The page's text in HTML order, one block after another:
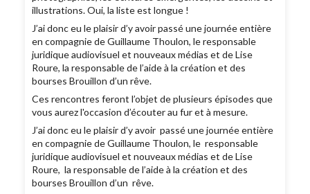
illustrations. Oui, la liste est longue !
J’ai donc eu le plaisir d’y avoir passé une journée entière
en compagnie de Guillaume Thoulon, le responsable
juridique audiovisuel et nouveaux médias et de Lise
Roure, la responsable de l’aide à la création et des
bourses Brouillon d’un rêve.
Ces rencontres feront l’objet de plusieurs épisodes que
vous aurez l'occasion d’écouter au fur et à mesure.
J’ai donc eu le plaisir d’y avoir passé une journée entière
en compagnie de Guillaume Thoulon, le responsable
juridique audiovisuel et nouveaux médias et de Lise
Roure, la responsable de l’aide à la création et des
bourses Brouillon d’un rêve.